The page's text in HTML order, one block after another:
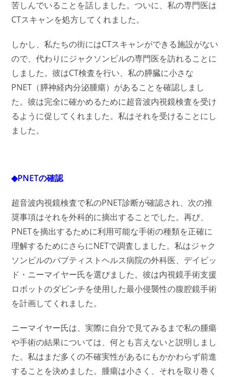
苦しんでいることを話しました。ついに、私の専門医は
CTスキャンを処方してくれました。
しかし、私たちの街にはCTスキャンができる施設がない
ので、代わりにジャクソンビルの専門医を訪れることに
しました。彼はCT検査を行い、私の膵臓に小さな
PNET（膵神経内分泌腫瘍）があることを確認しまし
た。彼は完全に確かめるために超音波内視鏡検査を受け
るように促してくれました。私はそれを受けることにし
ました。
◆PNETの確認
超音波内視鏡検査で私のPNET診断が確認され、次の推
奨事項はそれを外科的に摘出することでした。再び、
PNETを摘出するために利用可能な手術の種類を正確に
理解するためにさらにNETで調査しました。私はジャク
ソンビルのバプティストヘルス病院の外科医、デイビッ
ド・ニーマイヤー氏を選びました。彼は内視鏡手術支援
ロボットのダビンチを使用した最小侵襲性の腹腔鏡手術
を計画してくれました。
ニーマイヤー氏は、実際に自分で見てみるまで私の腫瘍
や手術の結果については、何とも言えないと説明しまし
た。私はまだ多くの不確実性があるにもかかわらず前進
することを決めました。腫瘍は小さく、それを取り巻く